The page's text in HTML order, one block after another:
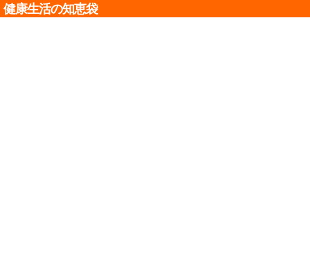
健康生活の知恵袋